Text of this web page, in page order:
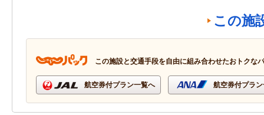
この施
この施設と交通手段を自由に組み合わせたおトクな
航空券付プラン一覧へ 航空券付プラ